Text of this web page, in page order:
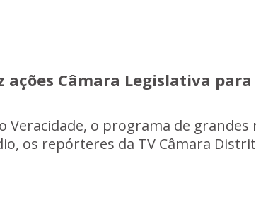
ações Câmara Legislativa
Veracidade, o programa de
os repórteres da TV Câmara